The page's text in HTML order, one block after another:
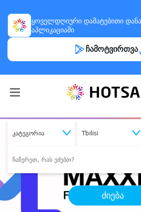
ყოველდღიური დამატებითი
აპლიკაციაში
ჩამოტვირთვა
კატეგორია Tbilisi
ძიება